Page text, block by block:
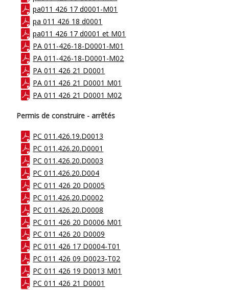
pa011 426 17 d0001-M01
pa 011 426 18 d0001
pa011 426 17 d0001 et M01
PA 011-426-18-D0001-M01
PA 011-426-18-D0001-M02
PA 011 426 21 D0001
PA 011 426 21 D0001 M01
PA 011 426 21 D0001 M02
Permis de construire - arrêtés
PC 011.426.19.D0013
PC 011.426.20.D0001
PC 011.426.20.D0003
PC 011.426.20.D004
PC 011 426 20 D0005
PC 011.426.20.D0002
PC 011.426.20.D0008
PC 011 426 20 D0006 M01
PC 011 426 20 D0009
PC 011 426 17 D0004-T01
PC 011 426 09 D0023-T02
PC 011 426 19 D0013 M01
PC 011 426 21 D0001